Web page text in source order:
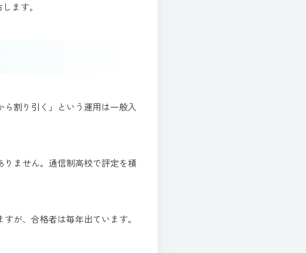
ます。
割り引く」という運用は一般入
ません。通信制高校で評定を積
が、合格者は毎年出ています。